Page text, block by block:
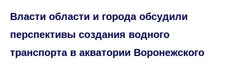
Власти области и города обсудили
перспективы создания водного
транспорта в акватории Воронежского